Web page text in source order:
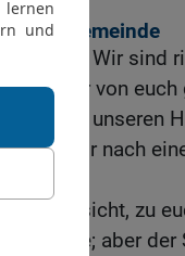
die Gemeinde
Wir sind
seit wir von
nicht in unseren
dass wir nach
feste Absicht, zu
Male; aber der